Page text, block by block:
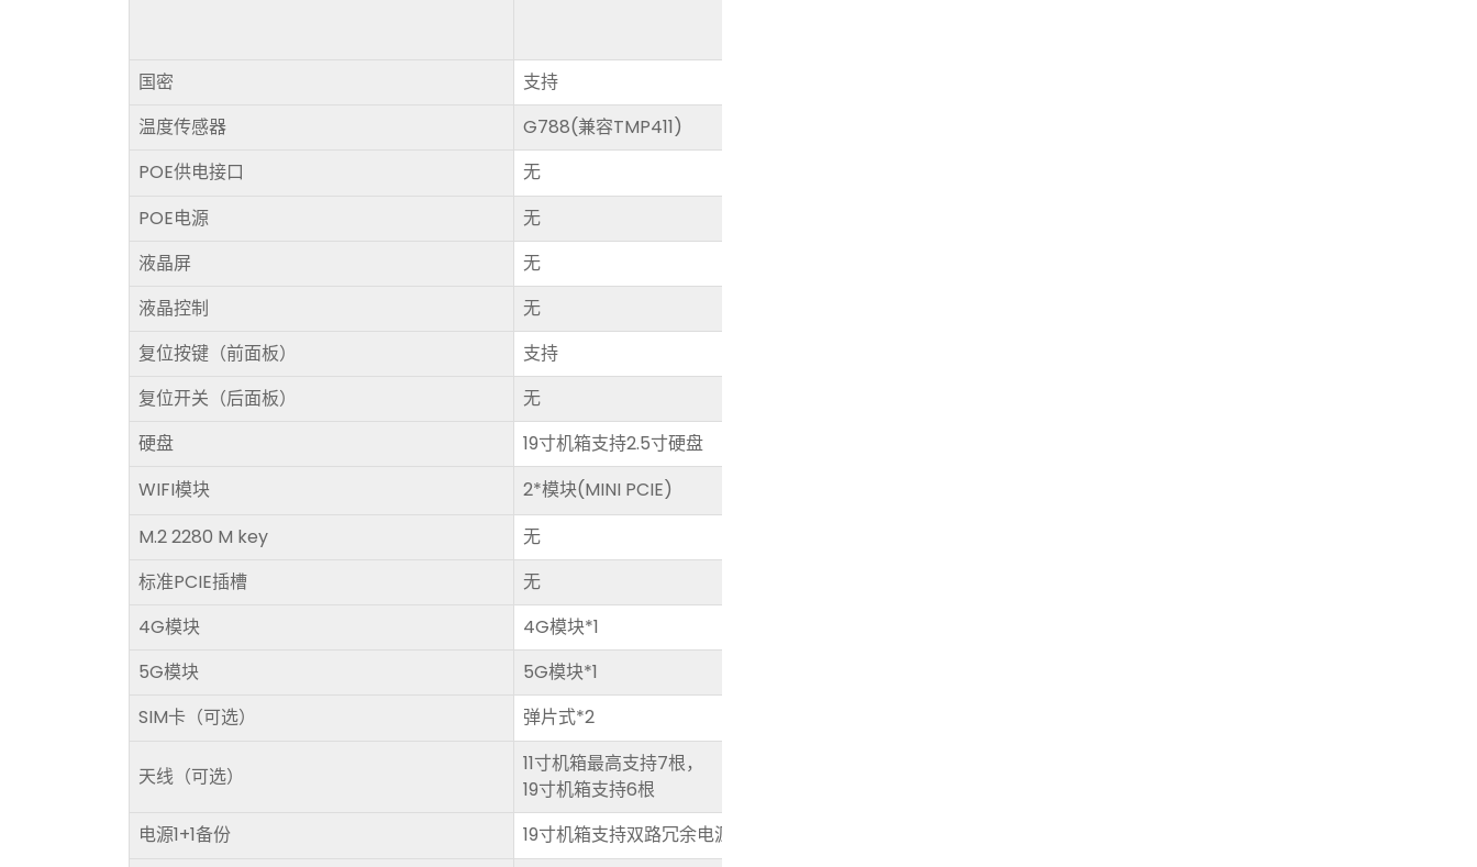
国密
支持
温度传感器
G788(兼容TMP411)
POE供电接口
无
POE电源
无
液晶屏
无
液晶控制
无
复位按键（前面板）
支持
复位开关（后面板）
无
硬盘
19寸机箱支持2.5寸硬盘
WIFI模块
2*模块(MINI PCIE)
M.2 2280 M key
无
标准PCIE插槽
无
4G模块
4G模块*1
5G模块
5G模块*1
SIM卡（可选）
弹片式*2
天线（可选）
11寸机箱最高支持7根，
19寸机箱支持6根
电源1+1备份
19寸机箱支持双路冗余电源设计